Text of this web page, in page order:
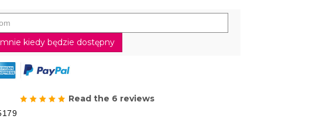
kiedy będzie dostępny
Read the 6 reviews